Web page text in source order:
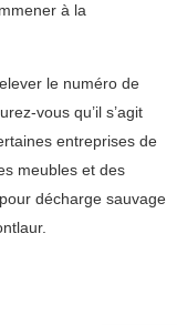
à la
le numéro de
vous qu’il s’agit
entreprises de
meubles et des
décharge sauvage